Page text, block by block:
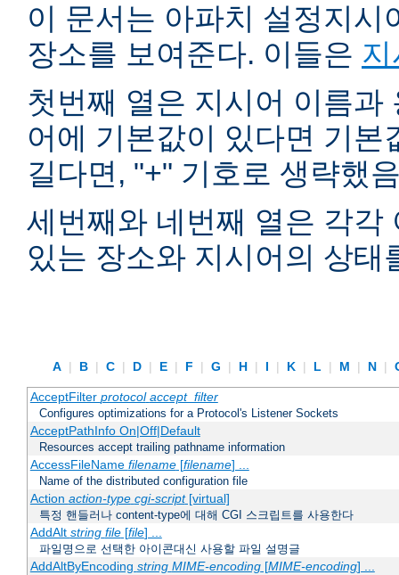
이 문서는 아파치 설정지
장소를 보여준다. 이들은
첫번째 열은 지시어 이름
어에 기본값이 있다면 기
길다면, "+" 기호로 생략했
세번째와 네번째 열은 각각
있는 장소와 지시어의 상태
A | B | C | D | E | F | G | H | I | K | L | M | N |
AcceptFilter protocol accept_filter
Configures optimizations for a Protocol's Listener Sockets
AcceptPathInfo On|Off|Default
Resources accept trailing pathname information
AccessFileName filename[filename] ...
Name of the distributed configuration file
Action action-type cgi-script[virtual]
특정 핸들러나 content-type에 대해 CGI 스크립트를 사용한다
AddAlt string file[file] ...
파일명으로 선택한 아이콘대신 사용할 파일 설명글
AddAltByEncoding string MIME-encoding[MIME-encoding] ...